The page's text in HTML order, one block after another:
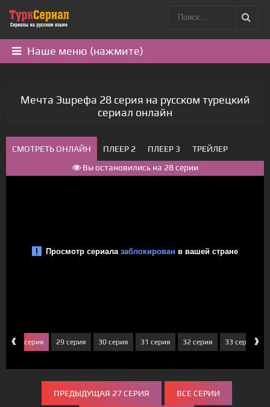
Наше меню (нажмите)
Мечта Эшрефа 28 серия на русском турецкий
сериал онлайн
СМОТРЕТЬ ОНЛАЙН ПЛЕЕР 2 ПЛЕЕР 3
ТРЕЙЛЕР
Вы остановились на 28 серии
‹28 серия 29 серия 30 серия 31 серия 32 серия 33 серия ›
ПРЕДЫДУЩАЯ 27 СЕРИЯ ВСЕ СЕРИИ